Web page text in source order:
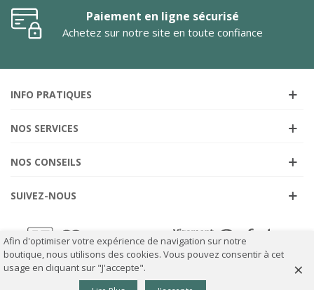
Paiement en ligne sécurisé
Achetez sur notre site en toute confiance
INFO PRATIQUES
NOS SERVICES
NOS CONSEILS
SUIVEZ-NOUS
0
Afin d'optimiser votre expérience de navigation sur notre
boutique, nous utilisons des cookies. Vous pouvez consentir à cet
usage en cliquant sur "J'accepte".
×